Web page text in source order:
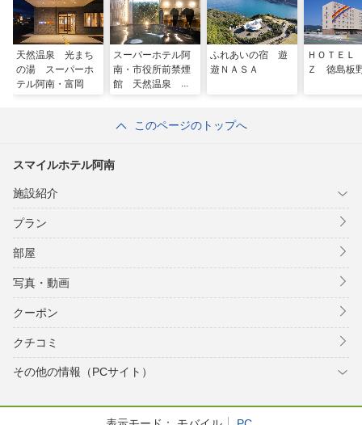
天然温泉 光まち
の湯 スーパーホ
テル阿南・富岡
スーパーホテル阿
南・市役所前禁煙
館 天然温泉 太
ふれあいの宿 遊
遊ＮＡＳＡ
ＨＯＴＥ
Ｚ 徳島板
このページのトップへ
スマイルホテル阿南
施設紹介
プラン
部屋
写真・動画
クーポン
クチコミ
その他の情報（PCサイト）